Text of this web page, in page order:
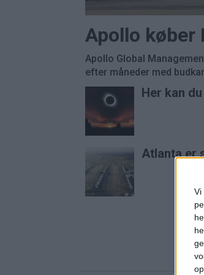
Vi
Apollo køber
Apollo Global
efter måneder med
Her kan
Atlanta er